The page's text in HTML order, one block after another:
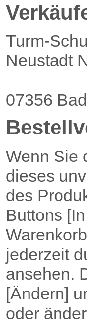
Turm-
Neustadt
07356
Wenn Sie
dieses
des
Buttons
jederzeit
ansehen.
[Ändern]
oder